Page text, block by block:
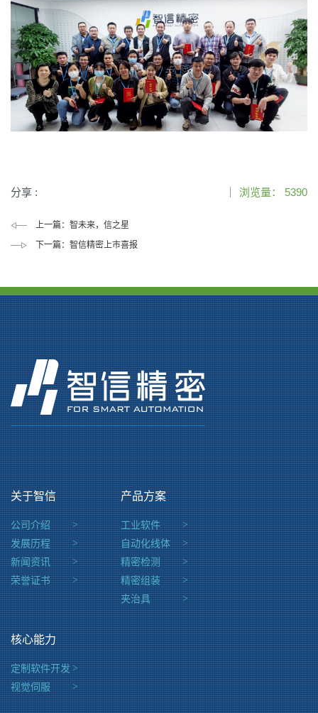
分享 : 浏览量： 5390
上一篇： 智未来，信之星
下一篇： 智信精密上市喜报
关于智信
公司介绍 >
发展历程 >
新闻资讯 >
荣誉证书 >
产品方案
工业软件 >
自动化线体 >
精密检测 >
精密组装 >
夹治具 >
核心能力
定制软件开发 >
视觉伺服 >